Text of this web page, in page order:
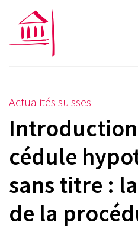
Actualités suisses
cédule
sans titre :
de la